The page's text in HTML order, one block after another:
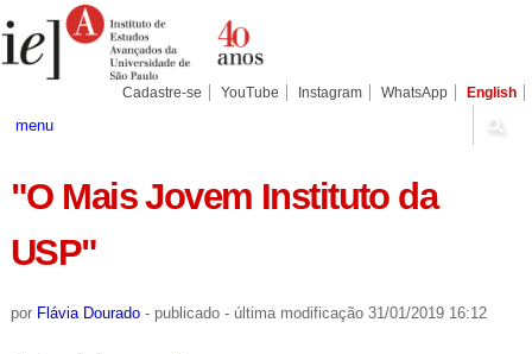
para
conteúdo.
Pessoais
Cadastre-se YouTube Instagram WhatsApp English
menu
"O Mais Jovem Instituto da
USP"
por Flávia Dourado - publicado - última modificação31/01/2019 16:12